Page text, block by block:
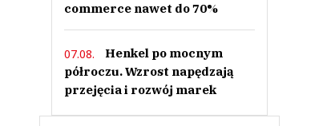
commerce nawet do 70%
07.08.
Henkel po mocnym
półroczu. Wzrost napędzają
przejęcia i rozwój marek